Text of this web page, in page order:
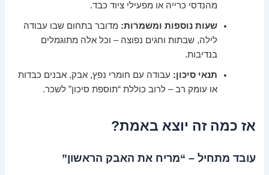
מהנדסי כרייה או מפעילי ציוד כבד.
שעות נוספות ומשמרות: מדובר בתחום שבו עבודה
לילה, שבתות וחגים נפוצה – וכל אלה מתוגמלים
בנדיבות.
תנאי סיכון: עבודה עם חומרי נפץ, אבק, אבנים כבדות
או עומק רב – לרוב כוללת “תוספת סיכון” לשכר.
אז כמה זה יוצא באמת?
עובד מתחיל – “מריח את האבק הראשון”